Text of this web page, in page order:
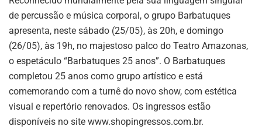
de percussão e música corporal, o grupo Barbatuques
apresenta, neste sábado (25/05), às 20h, e domingo
(26/05), às 19h, no majestoso palco do Teatro Amazonas,
o espetáculo “Barbatuques 25 anos”. O Barbatuques
completou 25 anos como grupo artístico e está
comemorando com a turnê do novo show, com estética
visual e repertório renovados. Os ingressos estão
disponíveis no site www.shopingressos.com.br.